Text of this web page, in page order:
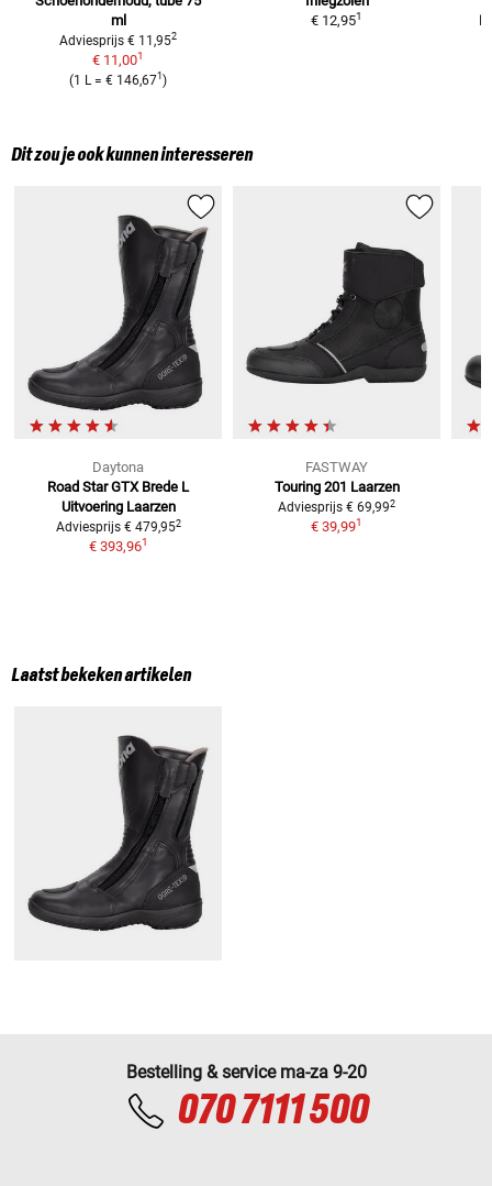
ml
Adviesprijs € 11,952
€ 11,001
(1 L =€ 146,671)
€ 12,951
Dit zou je ook kunnen interesseren
Daytona
Road Star GTX Brede L
Uitvoering Laarzen
Adviesprijs € 479,952
€ 393,961
FASTWAY
Touring 201 Laarzen
Adviesprijs € 69,992
€ 39,991
Laatst bekeken artikelen
Bestelling & service ma-za 9-20
070 7111 500